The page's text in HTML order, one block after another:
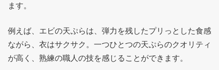
ます。
例えば、エビの天ぷらは、弾力を残したプリっとした食感
ながら、衣はサクサク。一つひとつの天ぷらのクオリティ
が高く、熟練の職人の技を感じることができます。